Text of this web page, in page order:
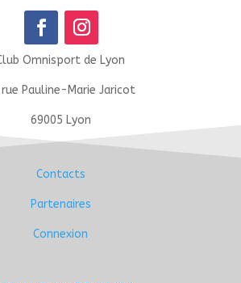
Omnisport de Lyon
rue Pauline-Marie Jaricot
69005 Lyon
Contacts
Partenaires
Connexion